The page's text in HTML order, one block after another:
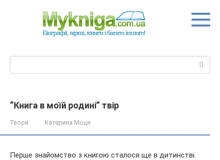
“Книга в моїй родині” твір
Твори Катерина Моця
Перше знайомство з книгою сталося ще в дитинстві.